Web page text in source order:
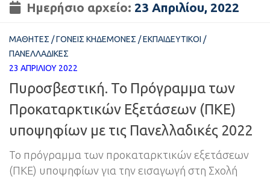
Ημερήσιο αρχείο: 23 Απριλίου, 2022
ΜΑΘΗΤΈΣ /ΓΟΝΕΊΣ ΚΗΔΕΜΌΝΕΣ /ΕΚΠΑΙΔΕΥΤΙΚΟΊ /
ΠΑΝΕΛΛΑΔΙΚΈΣ
23 ΑΠΡΙΛΊΟΥ 2022
Πυροσβεστική. Το Πρόγραμμα των
Προκαταρκτικών Εξετάσεων (ΠΚΕ)
υποψηφίων με τις Πανελλαδικές 2022
Το πρόγραμμα των προκαταρκτικών εξετάσεων
(ΠΚΕ) υποψηφίων για την εισαγωγή στη Σχολή